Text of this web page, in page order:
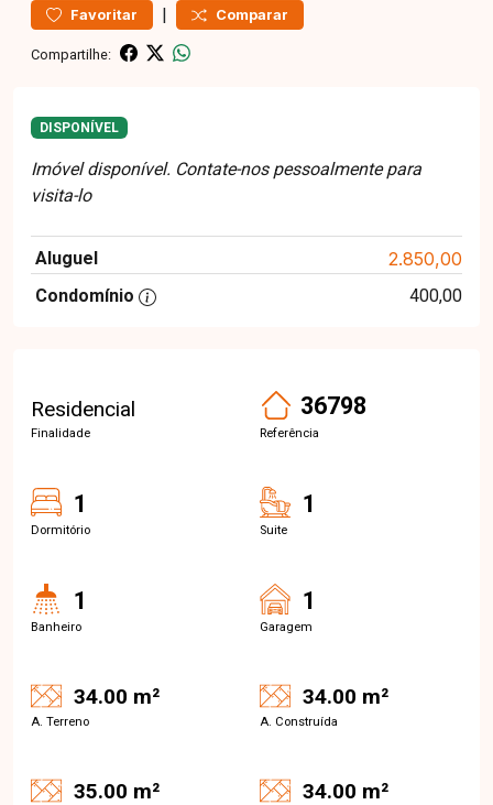
Favoritar | Comparar
Compartilhe:
DISPONÍVEL
Imóvel disponível. Contate-nos pessoalmente para
visita-lo
Aluguel 2.850,00
Condomínio 400,00
Residencial
Finalidade
36798
Referência
1
Dormitório
1
Suite
1
Banheiro
1
Garagem
34.00 m²
A. Terreno
34.00 m²
A. Construída
35.00 m² 34.00 m²